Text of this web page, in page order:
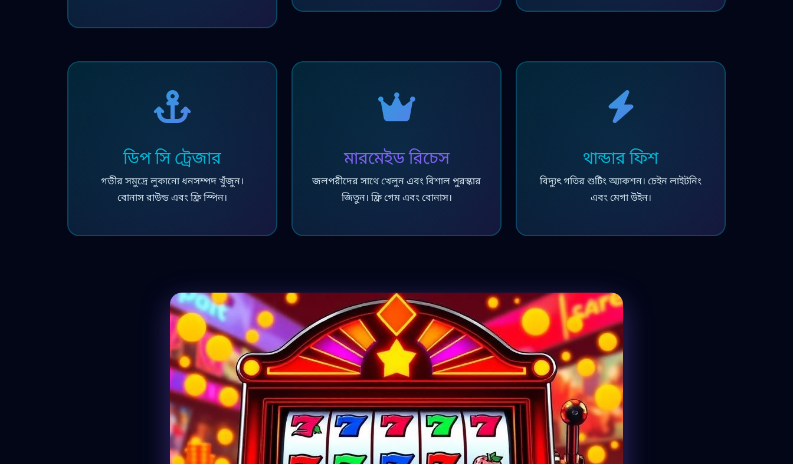
ডিপ সি ট্রেজার
গভীর সমুদ্রে লুকানো ধনসম্পদ খুঁজুন।
বোনাস রাউন্ড এবং ফ্রি স্পিন।
মারমেইড রিচেস
জলপরীদের সাথে খেলুন এবং বিশাল পুরস্কার
জিতুন। ফ্রি গেম এবং বোনাস।
থান্ডার ফিশ
বিদ্যুৎ গতির শুটিং অ্যাকশন। চেইন লাইটনিং
এবং মেগা উইন।